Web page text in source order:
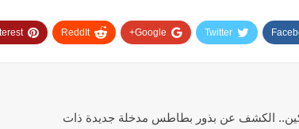
Twitter
Google+
ReddIt
الكشف عن بذور بطاطس مدخلة جديدة ذات